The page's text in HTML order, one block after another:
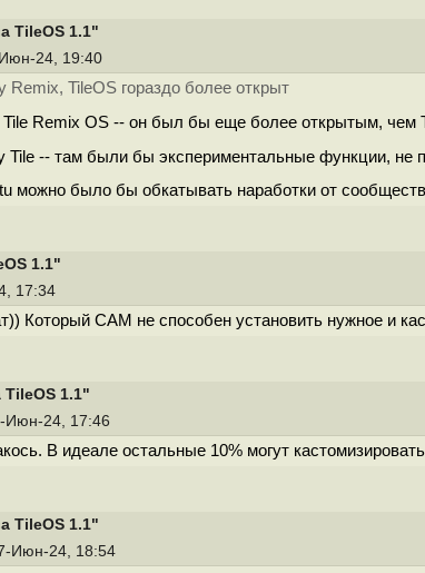
TileOS 1.1"
24, 19:40
Remix, TileOS гораздо более открыт
Tile Remix OS -- он был бы еще более открытым, чем
Tile -- там были бы экспериментальные функции, не
можно было бы обкатывать наработки от
1.1"
17:34
Который САМ не способен установить нужное и
1.1"
Июн-24, 17:46
В идеале остальные 10% могут
TileOS 1.1"
Июн-24, 18:54